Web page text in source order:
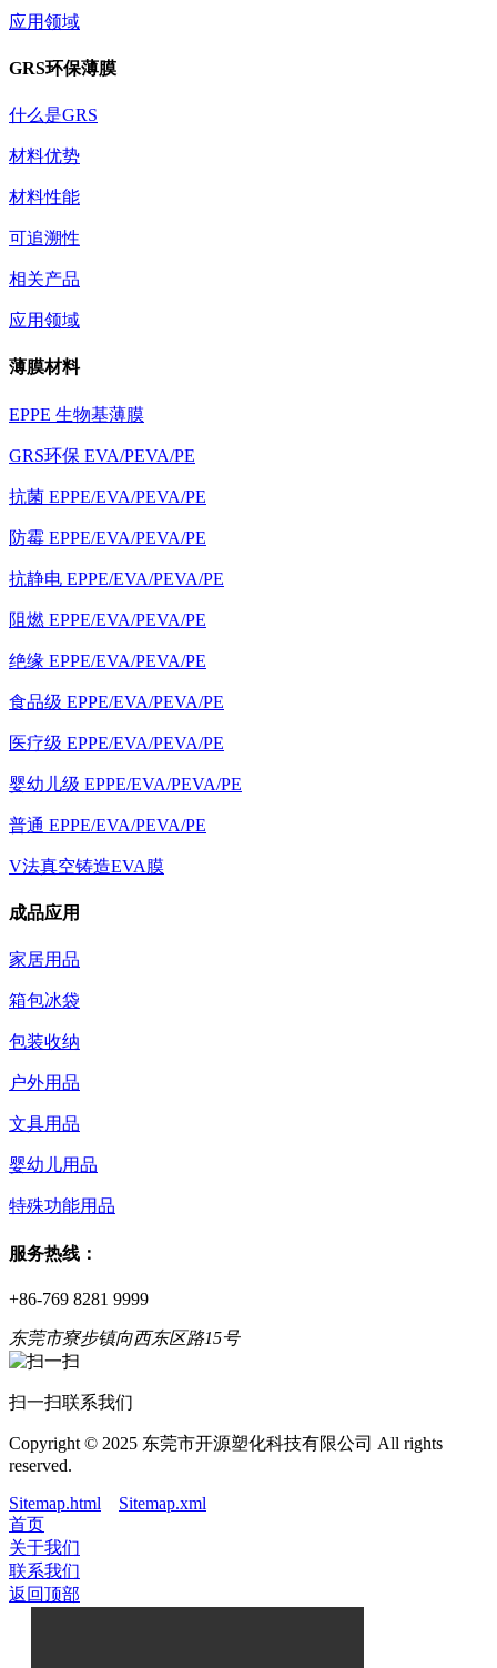
应用领域
GRS环保薄膜
什么是GRS
材料优势
材料性能
可追溯性
相关产品
应用领域
薄膜材料
EPPE 生物基薄膜
GRS环保 EVA/PEVA/PE
抗菌 EPPE/EVA/PEVA/PE
防霉 EPPE/EVA/PEVA/PE
抗静电 EPPE/EVA/PEVA/PE
阻燃 EPPE/EVA/PEVA/PE
绝缘 EPPE/EVA/PEVA/PE
食品级 EPPE/EVA/PEVA/PE
医疗级 EPPE/EVA/PEVA/PE
婴幼儿级 EPPE/EVA/PEVA/PE
普通 EPPE/EVA/PEVA/PE
V法真空铸造EVA膜
成品应用
家居用品
箱包冰袋
包装收纳
户外用品
文具用品
婴幼儿用品
特殊功能用品
服务热线：
+86-769 8281 9999
东莞市寮步镇向西东区路15号
扫一扫联系我们
Copyright © 2025 东莞市开源塑化科技有限公司 All rights
reserved.
Sitemap.html
Sitemap.xml
首页
关于我们
联系我们
返回顶部